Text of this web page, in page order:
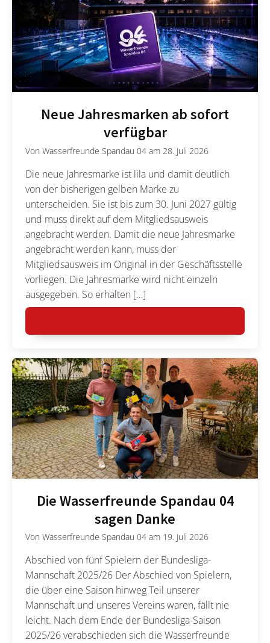
Neue Jahresmarken ab sofort
verfügbar
VonWasserfreunde Spandau 04 am28. Juli 2026
Die neue Jahresmarke ist lila und damit deutlich
von der bisherigen gelben Marke zu
unterscheiden. Sie ist bis zum 30. Juni 2027 gültig
und muss direkt auf dem Mitgliedsausweis
angebracht werden. Damit die neue Jahresmarke
angebracht werden kann, muss der
Mitgliedsausweis im Original in der Geschäftsstelle
vorliegen. Die Jahresmarke wird nicht einzeln
ausgegeben. So erhalten […]
Die Wasserfreunde Spandau 04
sagen Danke
VonWasserfreunde Spandau 04 am 19. Juli 2026
Abschied von fünf Spielern der Bundesliga-
Mannschaft 2025/26 Der Abschied von Spielern,
die über eine Saison hinweg Teil unserer
Mannschaft und unseres Vereins waren, fällt nie
leicht. Nach dem Ende der Bundesliga-Saison
2025/26 verabschieden sich die Wasserfreunde